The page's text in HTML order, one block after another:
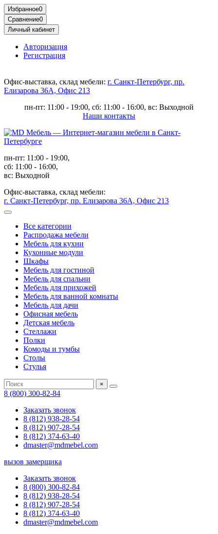
Избранное0
Сравнение0
Личный кабинет
Авторизация
Регистрация
Офис-выставка, склад мебели: г. Санкт-Петербург, пр.
Елизарова 36А, Офис 213
пн-пт: 11:00 - 19:00, сб: 11:00 - 16:00, вс: Выходной
Наши контакты
пн-пт: 11:00 - 19:00,
сб: 11:00 - 16:00,
вс: Выходной
Офис-выставка, склад мебели:
г. Санкт-Петербург, пр. Елизарова 36А, Офис 213
Все категории
Распродажа мебели
Мебель для кухни
Кухонные модули
Шкафы
Мебель для гостиной
Мебель для спальни
Мебель для прихожей
Мебель для ванной комнаты
Мебель для дачи
Офисная мебель
Детская мебель
Стеллажи
Полки
Комоды и тумбы
Столы
Стулья
×
8 (800) 300-82-84
Заказать звонок
8 (812) 938-28-54
8 (812) 907-28-54
8 (812) 374-63-40
dmaster@mdmebel.com
вызов замерщика
Заказать звонок
8 (800) 300-82-84
8 (812) 938-28-54
8 (812) 907-28-54
8 (812) 374-63-40
dmaster@mdmebel.com